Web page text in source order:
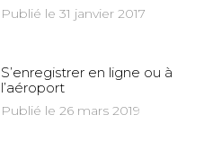
Publié le 31 janvier 2017
S’enregistrer en ligne ou à
l’aéroport
Publié le 26 mars 2019